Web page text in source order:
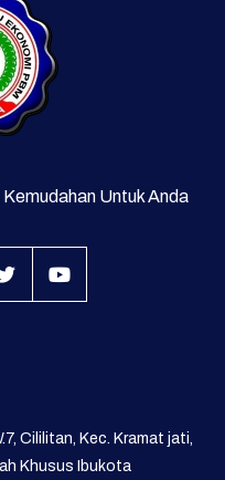
Untuk Anda
Cililitan, Kec. Kramat jati,
Khusus Ibukota